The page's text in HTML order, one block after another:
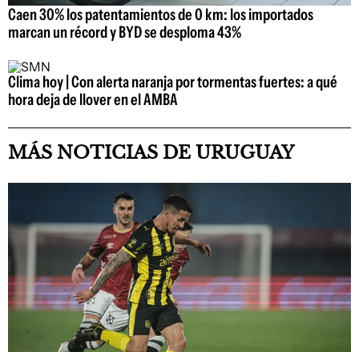
Caen 30% los patentamientos de 0 km: los importados
marcan un récord y BYD se desploma 43%
Clima hoy | Con alerta naranja por tormentas fuertes: a qué
hora deja de llover en el AMBA
MÁS NOTICIAS DE URUGUAY